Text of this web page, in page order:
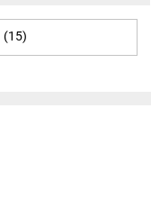
(15)